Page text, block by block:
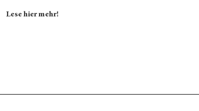
Lese hier mehr!